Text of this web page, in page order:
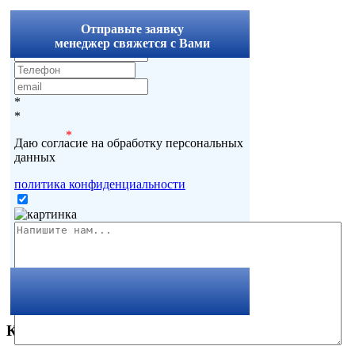
Отправьте заявку
менеджер свяжется с Вами
*
*
*
Даю согласие на обработку персональных
данных
политика конфиденциальности
Комментарии